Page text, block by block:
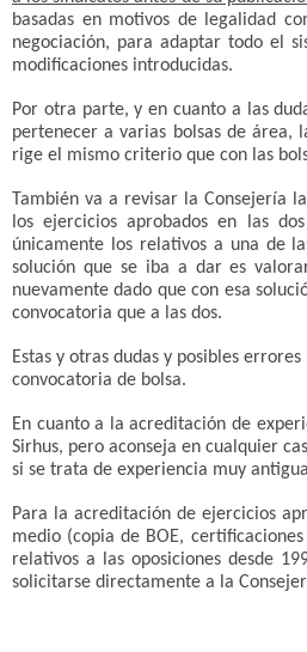
basadas en motivos de legalidad
negociación, para adaptar todo el
modificaciones introducidas.
Por otra parte, y en cuanto a las
pertenecer a varias bolsas de área,
rige el mismo criterio que con las
También va a revisar la Consejería
los ejercicios aprobados en las
únicamente los relativos a una de
solución que se iba a dar es
nuevamente dado que con esa
convocatoria que a las dos.
Estas y otras dudas y posibles
convocatoria de bolsa.
En cuanto a la acreditación de
Sirhus, pero aconseja en cualquier
si se trata de experiencia muy
Para la acreditación de ejercicios
medio (copia de BOE,
relativos a las oposiciones desde
solicitarse directamente a la